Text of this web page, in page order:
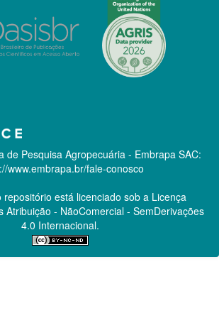
de Pesquisa Agropecuária - Embrapa SAC:
www.embrapa.br/fale-conosco
está licenciado sob a Licença
Atribuição - NãoComercial - SemDerivações
4.0 Internacional.